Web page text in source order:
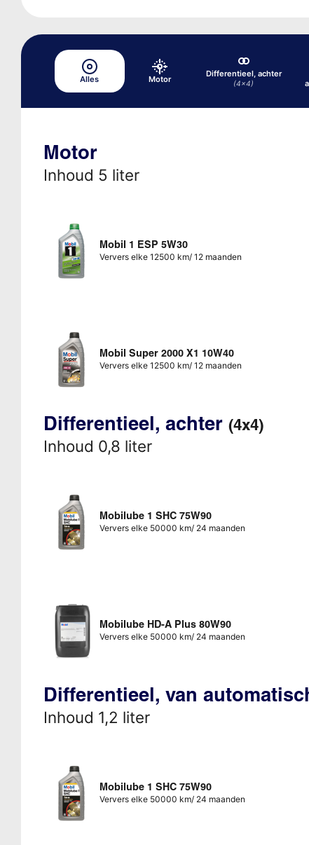
Alles Motor
Differentieel, achter
(4x4)
Motor
Inhoud 5 liter
Mobil 1 ESP 5W30
Ververs elke 12500 km/ 12 maanden
Mobil Super 2000 X1 10W40
Ververs elke 12500 km/ 12 maanden
Differentieel, achter (4x4)
Inhoud 0,8 liter
Mobilube 1 SHC 75W90
Ververs elke 50000 km/ 24 maanden
Mobilube HD-A Plus 80W90
Ververs elke 50000 km/ 24 maanden
Differentieel, van
Inhoud 1,2 liter
Mobilube 1 SHC 75W90
Ververs elke 50000 km/ 24 maanden